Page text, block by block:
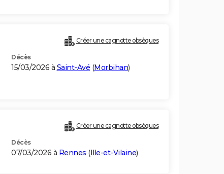
Créer une cagnotte obsèques
Décès
15/03/2026 à Saint-Avé (Morbihan)
Créer une cagnotte obsèques
Décès
07/03/2026 à Rennes (Ille-et-Vilaine)